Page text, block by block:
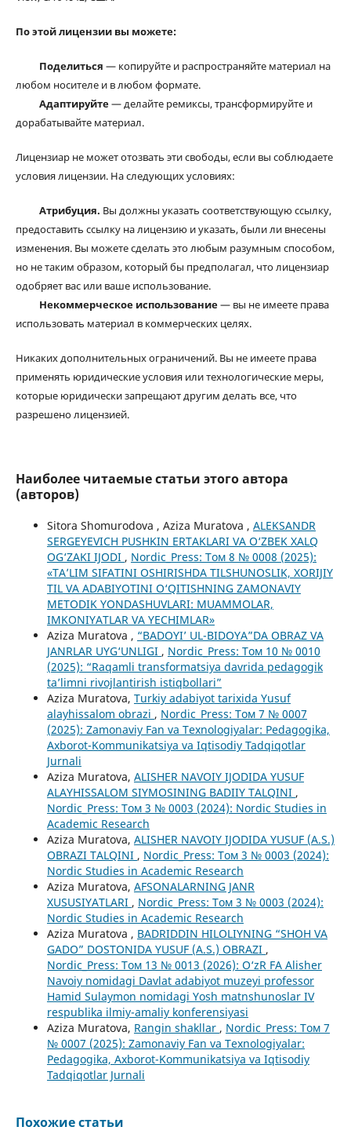
По этой лицензии вы можете:
Поделиться — копируйте и распространяйте материал на
любом носителе и в любом формате.
Адаптируйте— делайте ремиксы, трансформируйте и
дорабатывайте материал.
Лицензиар не может отозвать эти свободы, если вы соблюдаете
условия лицензии. На следующих условиях:
Атрибуция. Вы должны указать соответствующую ссылку,
предоставить ссылку на лицензию и указать, были ли внесены
изменения. Вы можете сделать это любым разумным способом,
но не таким образом, который бы предполагал, что лицензиар
одобряет вас или ваше использование.
Некоммерческое использование— вы не имеете права
использовать материал в коммерческих целях.
Никаких дополнительных ограничений. Вы не имеете права
применять юридические условия или технологические меры,
которые юридически запрещают другим делать все, что
разрешено лицензией.
Наиболее читаемые статьи этого автора
(авторов)
Sitora Shomurodova , Aziza Muratova , ALEKSANDR
SERGEYEVICH PUSHKIN ERTAKLARI VA O‘ZBEK XALQ
OG‘ZAKI IJODI , Nordic_Press: Том 8 № 0008 (2025):
«TA’LIM SIFATINI OSHIRISHDA TILSHUNOSLIK, XORIJIY
TIL VA ADABIYOTINI O‘QITISHNING ZAMONAVIY
METODIK YONDASHUVLARI: MUAMMOLAR,
IMKONIYATLAR VA YECHIMLAR»
Aziza Muratova , “BADOYI’ UL-BIDOYA”DA OBRAZ VA
JANRLAR UYG‘UNLIGI , Nordic_Press: Том 10 № 0010
(2025): “Raqamli transformatsiya davrida pedagogik
ta’limni rivojlantirish istiqbollari”
Aziza Muratova, Turkiy adabiyot tarixida Yusuf
alayhissalom obrazi , Nordic_Press: Том 7 № 0007
(2025): Zamonaviy Fan va Texnologiyalar: Pedagogika,
Axborot-Kommunikatsiya va Iqtisodiy Tadqiqotlar
Jurnali
Aziza Muratova, ALISHER NAVOIY IJODIDA YUSUF
ALAYHISSALOM SIYMOSINING BADIIY TALQINI ,
Nordic_Press: Том 3 № 0003 (2024): Nordic Studies in
Academic Research
Aziza Muratova, ALISHER NAVOIY IJODIDA YUSUF (A.S.)
OBRAZI TALQINI , Nordic_Press: Том 3 № 0003 (2024):
Nordic Studies in Academic Research
Aziza Muratova, AFSONALARNING JANR
XUSUSIYATLARI , Nordic_Press: Том 3 № 0003 (2024):
Nordic Studies in Academic Research
Aziza Muratova , BADRIDDIN HILOLIYNING “SHOH VA
GADO” DOSTONIDA YUSUF (A.S.) OBRAZI ,
Nordic_Press: Том 13 № 0013 (2026): O‘zR FA Alisher
Navoiy nomidagi Davlat adabiyot muzeyi professor
Hamid Sulaymon nomidagi Yosh matnshunoslar IV
respublika ilmiy-amaliy konferensiyasi
Aziza Muratova, Rangin shakllar , Nordic_Press: Том 7
№ 0007 (2025): Zamonaviy Fan va Texnologiyalar:
Pedagogika, Axborot-Kommunikatsiya va Iqtisodiy
Tadqiqotlar Jurnali
Похожие статьи